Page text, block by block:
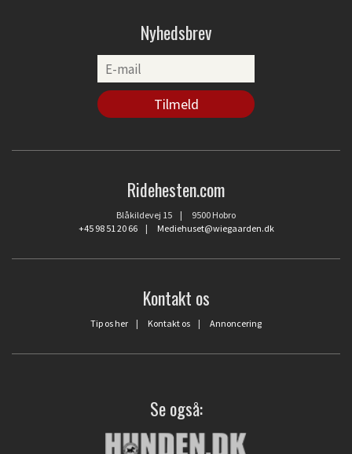
Nyhedsbrev
Ridehesten.com
Blåkildevej 15 | 9500 Hobro
+45 98 51 20 66| Mediehuset@wiegaarden.dk
Kontakt os
Tip os her | Kontakt os | Annoncering
Se også: